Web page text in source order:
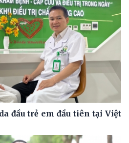
đầu trẻ em đầu tiên tại Việt